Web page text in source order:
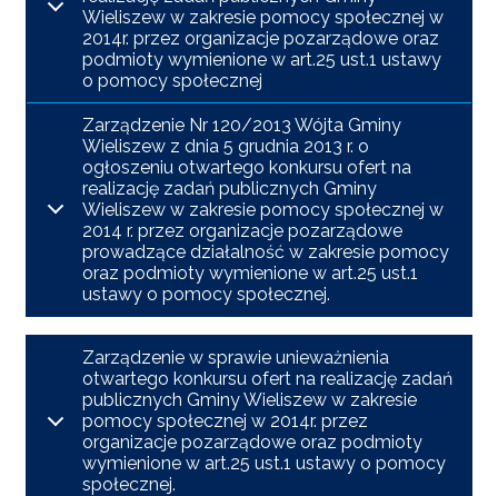
Wieliszew w zakresie pomocy społecznej w
2014r. przez organizacje pozarządowe oraz
podmioty wymienione w art.25 ust.1 ustawy
o pomocy społecznej
Zarządzenie Nr 120/2013 Wójta Gminy
Wieliszew z dnia 5 grudnia 2013 r. o
ogłoszeniu otwartego konkursu ofert na
realizację zadań publicznych Gminy
Wieliszew w zakresie pomocy społecznej w
2014 r. przez organizacje pozarządowe
prowadzące działalność w zakresie pomocy
oraz podmioty wymienione w art.25 ust.1
ustawy o pomocy społecznej.
Zarządzenie w sprawie unieważnienia
otwartego konkursu ofert na realizację zadań
publicznych Gminy Wieliszew w zakresie
pomocy społecznej w 2014r. przez
organizacje pozarządowe oraz podmioty
wymienione w art.25 ust.1 ustawy o pomocy
społecznej.